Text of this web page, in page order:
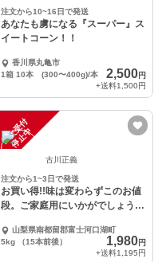
注文から10~16日で発送
あなたも虜になる『スーパー』ス
イートコーン！！
香川県丸亀市
1箱 10本 (300〜400g)/本
2,500円
+送料1,500円
注
文
受
付
停
止
中
古川正義
注文から1~3日で発送
お買い得!!味は変わらずこのお値
段。ご家庭用にいかがでしょう
山梨県南都留郡富士河口湖町
5kg （15本前後）
1,980円
+送料1,195円